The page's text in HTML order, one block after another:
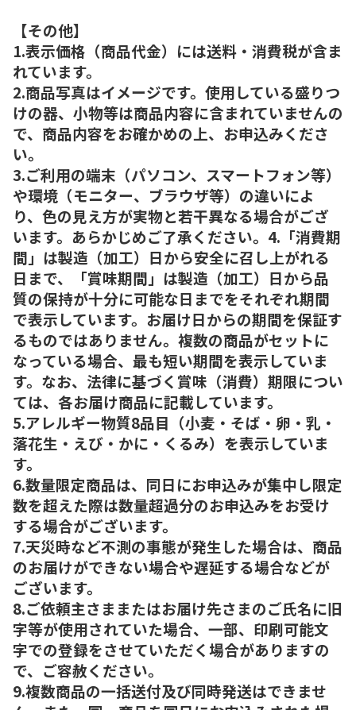
【その他】
1.表示価格（商品代金）には送料・消費税が含ま
れています。
2.商品写真はイメージです。使用している盛りつ
けの器、小物等は商品内容に含まれていませんの
で、商品内容をお確かめの上、お申込みくださ
い。
3.ご利用の端末（パソコン、スマートフォン等）
や環境（モニター、ブラウザ等）の違いによ
り、色の見え方が実物と若干異なる場合がござ
います。あらかじめご了承ください。4.「消費期
間」は製造（加工）日から安全に召し上がれる
日まで、「賞味期間」は製造（加工）日から品
質の保持が十分に可能な日までをそれぞれ期間
で表示しています。お届け日からの期間を保証す
るものではありません。複数の商品がセットに
なっている場合、最も短い期間を表示していま
す。なお、法律に基づく賞味（消費）期限につい
ては、各お届け商品に記載しています。
5.アレルギー物質8品目（小麦・そば・卵・乳・
落花生・えび・かに・くるみ）を表示していま
す。
6.数量限定商品は、同日にお申込みが集中し限定
数を超えた際は数量超過分のお申込みをお受け
する場合がございます。
7.天災時など不測の事態が発生した場合は、商品
のお届けができない場合や遅延する場合などが
ございます。
8.ご依頼主さままたはお届け先さまのご氏名に旧
字等が使用されていた場合、一部、印刷可能文
字での登録をさせていただく場合がありますの
で、ご容赦ください。
9.複数商品の一括送付及び同時発送はできませ